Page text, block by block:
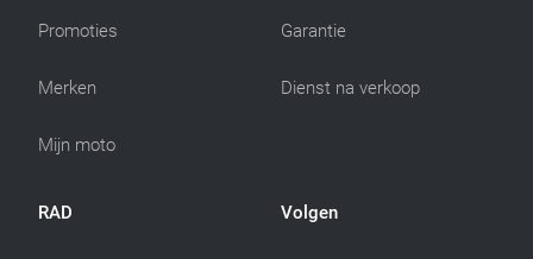
Promoties
Merken
Mijn moto
Garantie
Dienst na verkoop
RAD Volgen